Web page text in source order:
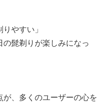
やすい」
の髭剃りが楽しみになっ
、多くのユーザーの心を